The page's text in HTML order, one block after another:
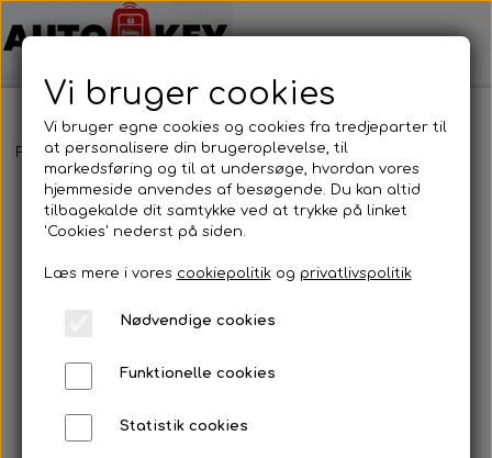
Forside Bilnøgler Mazda Nøgleblad Nøgleblad
Vi bruger cookies
Vi bruger egne cookies og cookies fra tredjeparter til
at personalisere din brugeroplevelse, til
markedsføring og til at undersøge, hvordan vores
hjemmeside anvendes af besøgende. Du kan altid
tilbagekalde dit samtykke ved at trykke på linket
'Cookies' nederst på siden.
Læs mere i vores cookiepolitikog privatlivspolitik
Nødvendige cookies
Funktionelle cookies
Statistik cookies